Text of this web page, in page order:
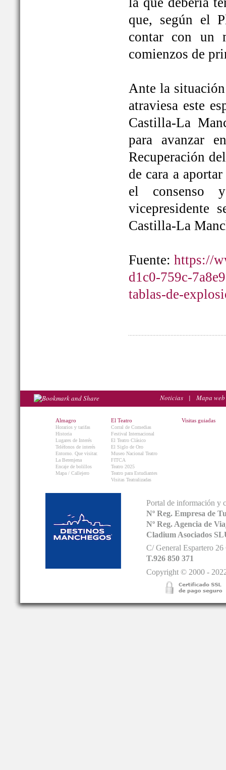
que, según el
contar con un
comienzos de
Ante la
atraviesa este
Castilla-La
para avanzar
Recuperación
de cara a
el consenso
vicepresidente
Castilla-La
Fuente: https://
d1c0-759c-
tablas-de-
Noticias | Mapa web
Almagro
Horarios y tarifas
Historia
Lugares de Interés
Teléfonos de interés
Entorno. Que visitar.
La Berenjena
Encaje de bolillos
Mapa / Callejero
El Teatro
Corral de Comedias
Festival Internacional
El Teatro Clásico
El Siglo de Oro
Museo Nacional Teatro
FITCA
Teatro 2025
Teatro para Estudiantes
Visitas Teatralizadas
Visitas guiadas
Portal de información y
Nº Reg. Empresa de
Nº Reg. Agencia de
Cladium Asociados
C/ General Espartero
T.926 850 371
Copyright © 2000 -